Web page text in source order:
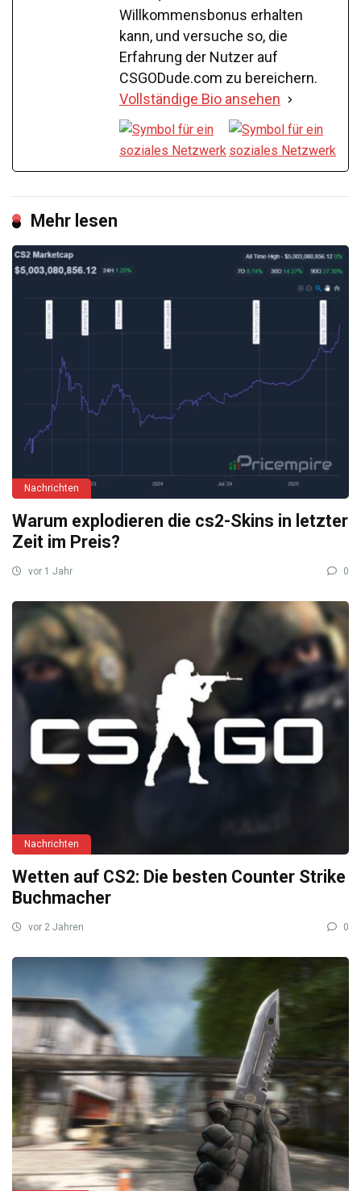
Willkommensbonus erhalten
kann, und versuche so, die
Erfahrung der Nutzer auf
CSGODude.com zu bereichern.
Vollständige Bio ansehen
Mehr lesen
Nachrichten
Warum explodieren die cs2-Skins in letzter
Zeit im Preis?
vor 1 Jahr 0
Nachrichten
Wetten auf CS2: Die besten Counter Strike
Buchmacher
vor 2 Jahren 0